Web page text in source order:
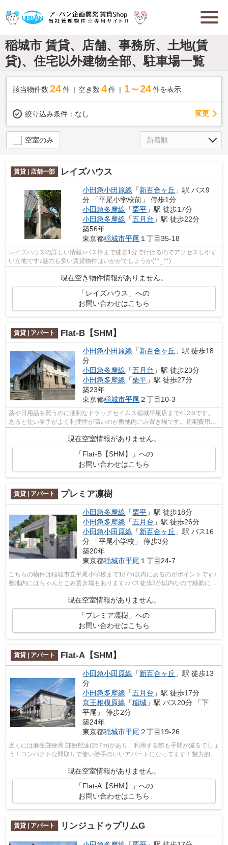
稲城市 賃貸、店舗、事務所、土地(賃
貸)、住宅以外建物全部、駐車場一覧
該当物件数 24件 空き数 4 件 1～24 件を表示
絞り込み条件： なし 変更
空室のみ
賃貸 | 店舗一部 レイズハウス
小田急小田原線 「新百合ヶ丘 」駅 バス9
分 「平尾小学校前」 停歩1分
小田急多摩線 「栗平 」駅 徒歩17分
小田急多摩線 「五月台 」駅 徒歩22分
築56年
東京都稲城市平尾 １丁目35-18
レイズハウスの詳しい情報♪バス停まで徒歩1分で行けるのでアクセスしやす
い立地です♪魅力も多い賃貸物件はいかがでしょうか(*^_^*)
現在空き物件情報がありません。
「レイズハウス」への
お問い合わせはこちら
賃貸 | アパート Flat-B【SHM】
小田急小田原線 「新百合ヶ丘 」駅 徒歩18
分
小田急多摩線 「五月台 」駅 徒歩23分
小田急多摩線 「栗平 」駅 徒歩27分
築23年
東京都稲城市平尾２丁目10-3
薬や日用品を買うのに便利なドラッグセイムス稲城平尾店まで412mです。
あると使い勝手がよく利便性が高いのが敷地内ごみ置き場です。初期費用は
現在空室情報がありません。
「Flat-B【SHM】」への
お問い合わせはこちら
賃貸 | アパート プレミア凛樹
小田急多摩線 「栗平 」駅 徒歩18分
小田急多摩線 「五月台 」駅 徒歩26分
小田急小田原線 「新百合ヶ丘 」駅 バス16
分 「平尾小学校」 停歩3分
築20年
東京都稲城市平尾 １丁目24-7
こちらの物件は稲城市立平尾小学校まで187m以内にあるのがポイントです♪
敷地内にはちゃんとごみ置き場もあります♪バス徒歩3分以内なので移動に長
現在空室情報がありません。
「プレミア凛樹」への
お問い合わせはこちら
賃貸 | アパート Flat-A【SHM】
小田急小田原線 「新百合ヶ丘 」駅 徒歩13
分
小田急多摩線 「五月台 」駅 徒歩17分
京王相模原線 「稲城 」駅 バス20分 「下
平尾」 停歩2分
築24年
東京都稲城市平尾 ２丁目19-26
近くには麻生郵便局 郵便配達(257m)があり、利用する際も手間が減るでしょ
う！コンパクトな間取りで使い勝手のいいアパートになってます！魅力的な
室内環境のある、駅へも徒歩13分の物...
現在空室情報がありません。
「Flat-A【SHM】」への
お問い合わせはこちら
賃貸 | アパート リンジュドゥプリムG